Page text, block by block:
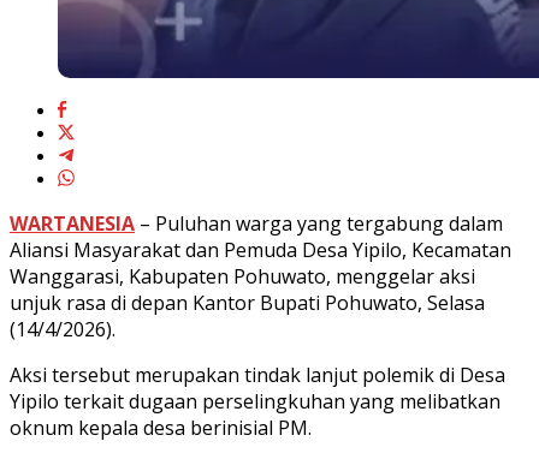
WARTANESIA – Puluhan warga yang tergabung dalam
Aliansi Masyarakat dan Pemuda Desa Yipilo, Kecamatan
Wanggarasi, Kabupaten Pohuwato, menggelar aksi
unjuk rasa di depan Kantor Bupati Pohuwato, Selasa
(14/4/2026).
Aksi tersebut merupakan tindak lanjut polemik di Desa
Yipilo terkait dugaan perselingkuhan yang melibatkan
oknum kepala desa berinisial PM.